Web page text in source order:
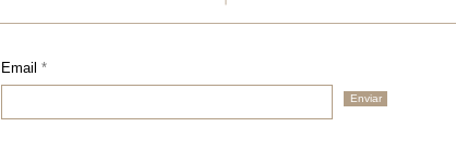
Email
Enviar